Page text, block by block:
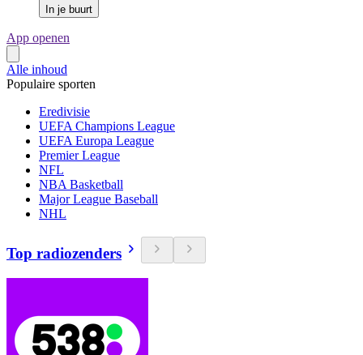
In je buurt
App openen
Alle inhoud
Populaire sporten
Eredivisie
UEFA Champions League
UEFA Europa League
Premier League
NFL
NBA Basketball
Major League Baseball
NHL
Top radiozenders